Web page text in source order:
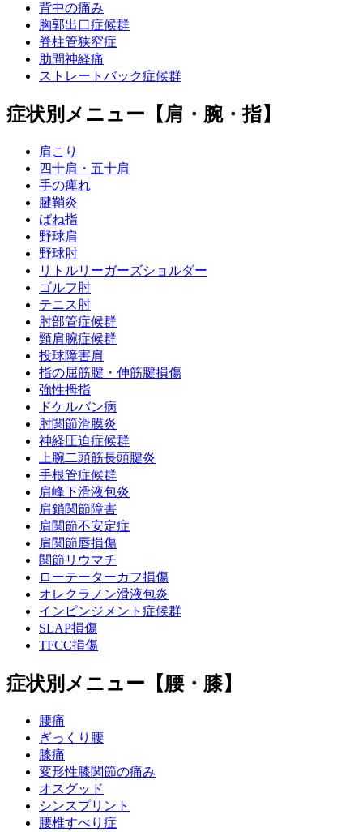
背中の痛み
胸郭出口症候群
脊柱管狭窄症
肋間神経痛
ストレートバック症候群
症状別メニュー【肩・腕・指】
肩こり
四十肩・五十肩
手の痺れ
腱鞘炎
ばね指
野球肩
野球肘
リトルリーガーズショルダー
ゴルフ肘
テニス肘
肘部管症候群
頸肩腕症候群
投球障害肩
指の屈筋腱・伸筋腱損傷
強性拇指
ドケルバン病
肘関節滑膜炎
神経圧迫症候群
上腕二頭筋長頭腱炎
手根管症候群
肩峰下滑液包炎
肩鎖関節障害
肩関節不安定症
肩関節唇損傷
関節リウマチ
ローテーターカフ損傷
オレクラノン滑液包炎
インピンジメント症候群
SLAP損傷
TFCC損傷
症状別メニュー【腰・膝】
腰痛
ぎっくり腰
膝痛
変形性膝関節の痛み
オスグッド
シンスプリント
腰椎すべり症